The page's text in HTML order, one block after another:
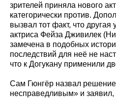
зрителей приняла нового
категорически против.
вызвал тот факт, что другая
актриса Фейза Дживилек
замечена в подобных
последствий для неё не
что к Догукану применили
Сам Гюнгёр назвал
несправедливым» и